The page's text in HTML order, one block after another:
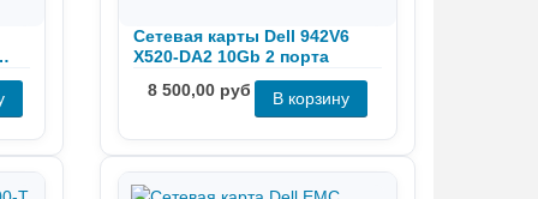
Сетевая карты Dell 942V6
X520-DA2 10Gb 2 порта
8 500,00 руб